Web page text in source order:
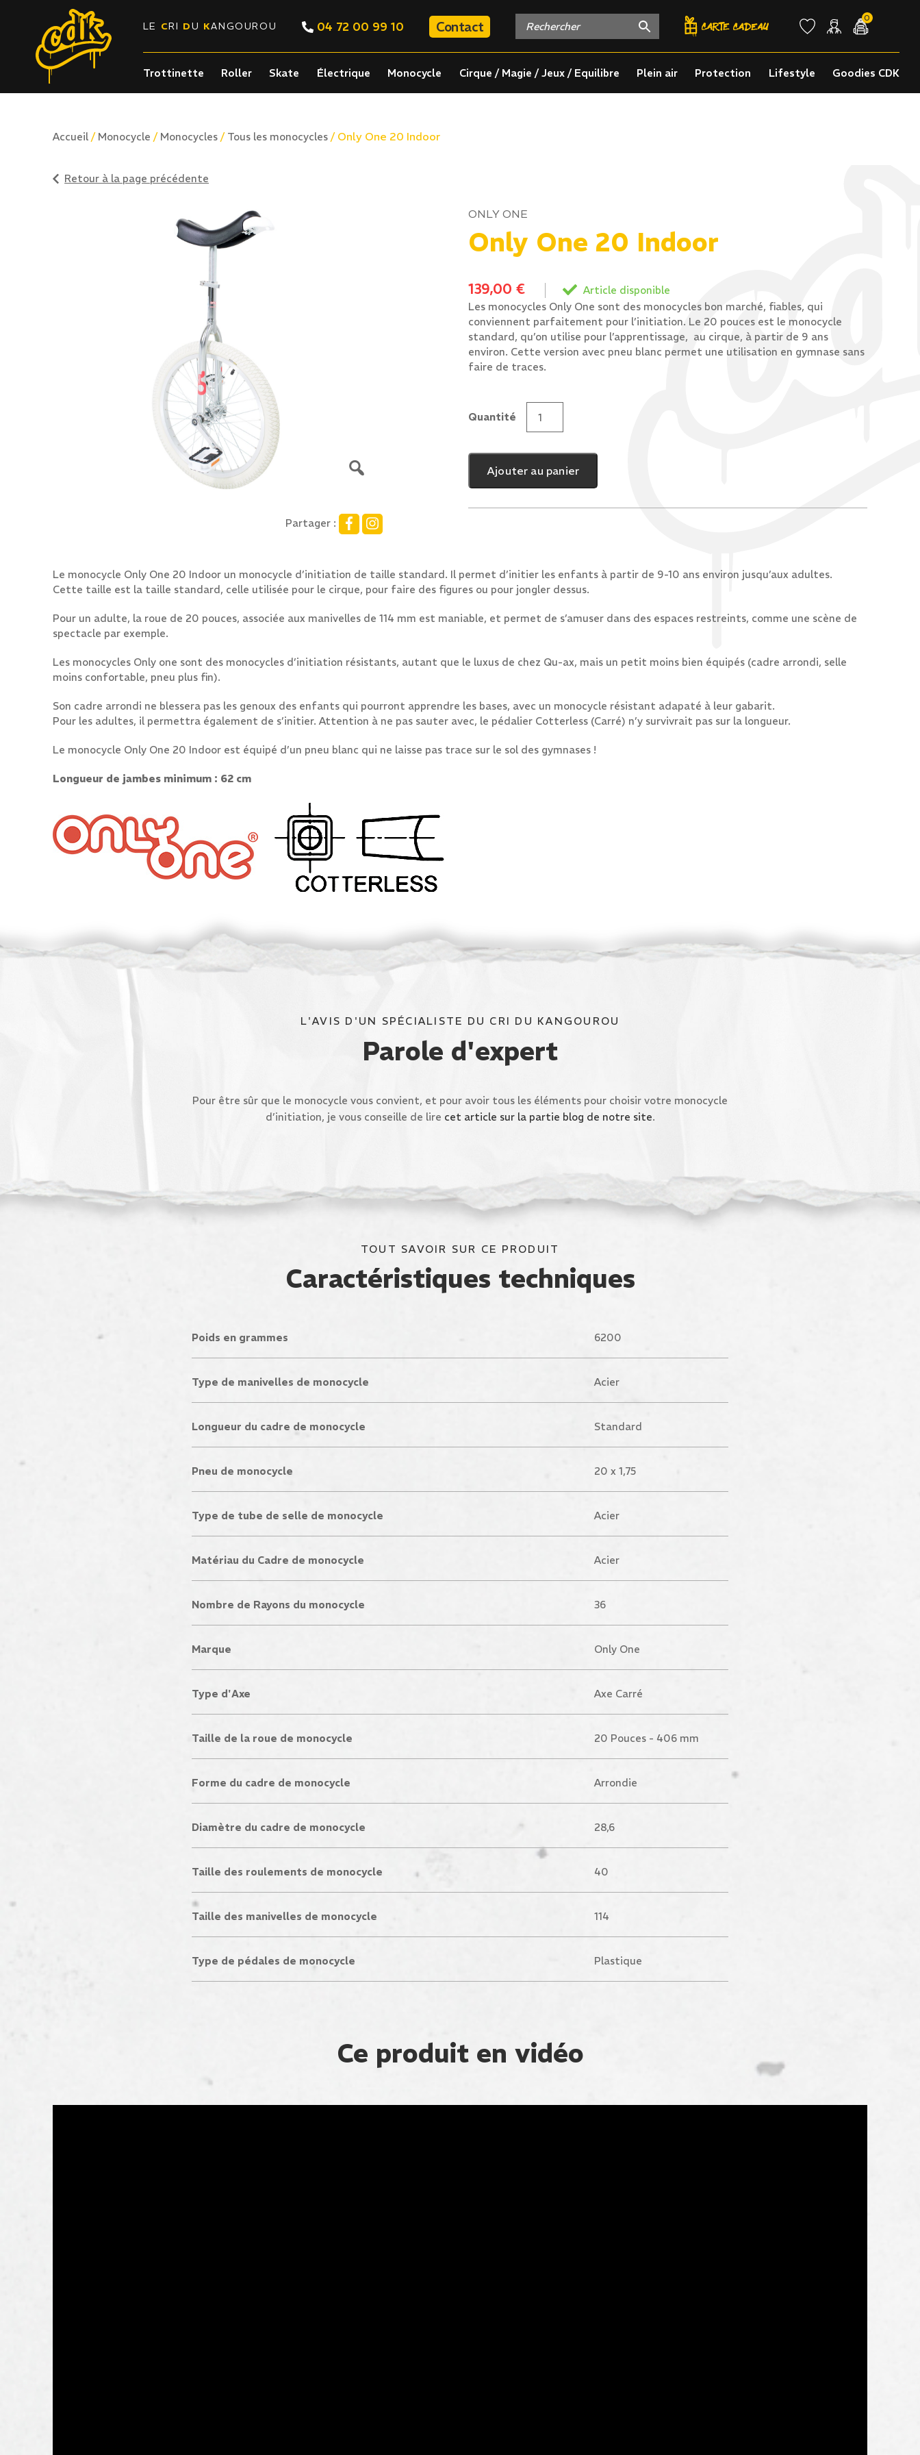
LE CRI DU KANGOUROU 04 72 00 99 10 Contact
0
Trottinette Roller Skate Électrique Monocycle Cirque / Magie / Jeux / Equilibre Plein air Protection Lifestyle Goodies CDK
Accueil / Monocycle / Monocycles / Tous les monocycles / Only One 20 Indoor
Retour à la page précédente
Partager :
ONLY ONE
Only One 20 Indoor
139,00 €
Article disponible
Les monocycles Only One sont des monocycles bon marché, fiables, qui
conviennent parfaitement pour l’initiation. Le 20 pouces est le monocycle
standard, qu’on utilise pour l’apprentissage, au cirque, à partir de 9 ans
environ. Cette version avec pneu blanc permet une utilisation en gymnase sans
faire de traces.
Quantité
quantité
Only
One
20
Indoor
Ajouter au panier
Le monocycle Only One 20 Indoor un monocycle d’initiation de taille standard. Il permet d’initier les enfants à partir de 9-10 ans environ jusqu’aux adultes.
Cette taille est la taille standard, celle utilisée pour le cirque, pour faire des figures ou pour jongler dessus.
Pour un adulte, la roue de 20 pouces, associée aux manivelles de 114 mm est maniable, et permet de s’amuser dans des espaces restreints, comme une scène de
spectacle par exemple.
Les monocycles Only one sont des monocycles d’initiation résistants, autant que le luxus de chez Qu-ax, mais un petit moins bien équipés (cadre arrondi, selle
moins confortable, pneu plus fin).
Son cadre arrondi ne blessera pas les genoux des enfants qui pourront apprendre les bases, avec un monocycle résistant adapaté à leur gabarit.
Pour les adultes, il permettra également de s’initier. Attention à ne pas sauter avec, le pédalier Cotterless (Carré) n’y survivrait pas sur la longueur.
Le monocycle Only One 20 Indoor est équipé d’un pneu blanc qui ne laisse pas trace sur le sol des gymnases !
Longueur de jambes minimum : 62 cm
L'AVIS D'UN SPÉCIALISTE DU CRI DU KANGOUROU
Parole d'expert
Pour être sûr que le monocycle vous convient, et pour avoir tous les éléments pour choisir votre monocycle
d’initiation, je vous conseille de lire cet article sur la partie blog de notre site.
TOUT SAVOIR SUR CE PRODUIT
Caractéristiques techniques
Poids en grammes 6200
Type de manivelles de monocycle Acier
Longueur du cadre de monocycle Standard
Pneu de monocycle 20 x 1,75
Type de tube de selle de monocycle Acier
Matériau du Cadre de monocycle Acier
Nombre de Rayons du monocycle 36
Marque Only One
Type d'Axe Axe Carré
Taille de la roue de monocycle 20 Pouces - 406 mm
Forme du cadre de monocycle Arrondie
Diamètre du cadre de monocycle 28,6
Taille des roulements de monocycle 40
Taille des manivelles de monocycle 114
Type de pédales de monocycle Plastique
Ce produit en vidéo